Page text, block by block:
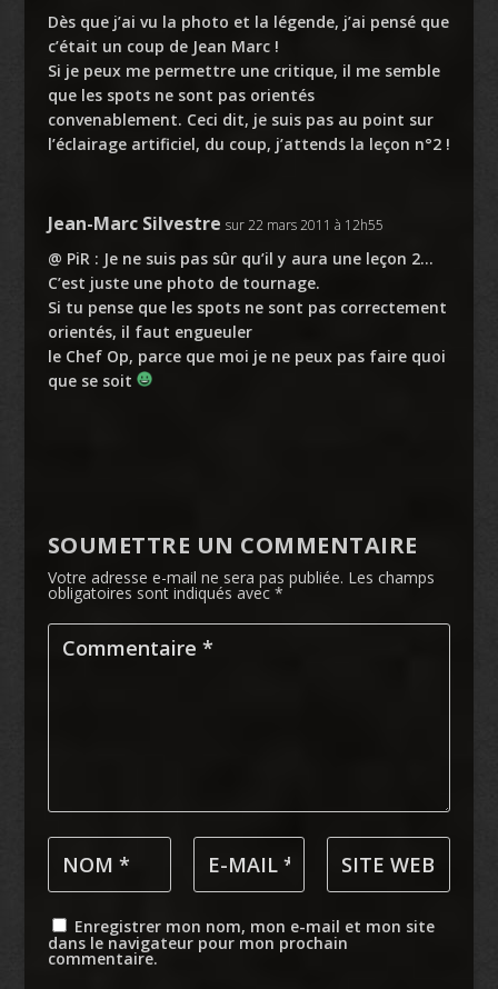
Dès que j’ai vu la photo et la légende, j’ai pensé que
c’était un coup de Jean Marc !
Si je peux me permettre une critique, il me semble
que les spots ne sont pas orientés
convenablement. Ceci dit, je suis pas au point sur
l’éclairage artificiel, du coup, j’attends la leçon n°2 !
Jean-Marc Silvestre sur 22 mars 2011 à 12h55
@ PiR : Je ne suis pas sûr qu’il y aura une leçon 2…
C’est juste une photo de tournage.
Si tu pense que les spots ne sont pas correctement
orientés, il faut engueuler
le Chef Op, parce que moi je ne peux pas faire quoi
que se soit
SOUMETTRE UN COMMENTAIRE
Votre adresse e-mail ne sera pas publiée. Les champs
obligatoires sont indiqués avec *
Enregistrer mon nom, mon e-mail et mon site
dans le navigateur pour mon prochain
commentaire.